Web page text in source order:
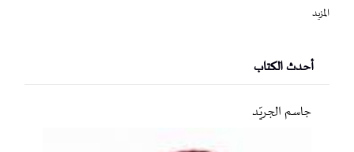
المزيد
أحدث الكتاب
جاسم الجريّد